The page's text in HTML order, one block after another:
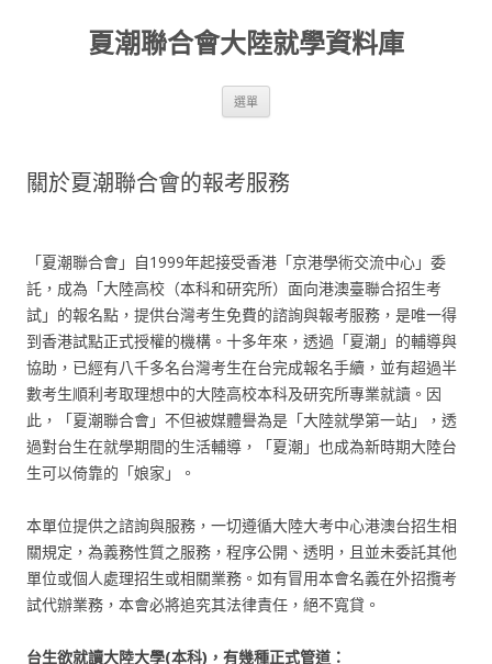
夏潮聯合會大陸就學資料庫
選單
關於夏潮聯合會的報考服務
「夏潮聯合會」自1999年起接受香港「京港學術交流中心」委
託，成為「大陸高校（本科和研究所）面向港澳臺聯合招生考
試」的報名點，提供台灣考生免費的諮詢與報考服務，是唯一得
到香港試點正式授權的機構。十多年來，透過「夏潮」的輔導與
協助，已經有八千多名台灣考生在台完成報名手續，並有超過半
數考生順利考取理想中的大陸高校本科及研究所專業就讀。因
此，「夏潮聯合會」不但被媒體譽為是「大陸就學第一站」，透
過對台生在就學期間的生活輔導，「夏潮」也成為新時期大陸台
生可以倚靠的「娘家」。
本單位提供之諮詢與服務，一切遵循大陸大考中心港澳台招生相
關規定，為義務性質之服務，程序公開、透明，且並未委託其他
單位或個人處理招生或相關業務。如有冒用本會名義在外招攬考
試代辦業務，本會必將追究其法律責任，絕不寬貸。
台生欲就讀大陸大學(本科) ，有幾種正式管道：